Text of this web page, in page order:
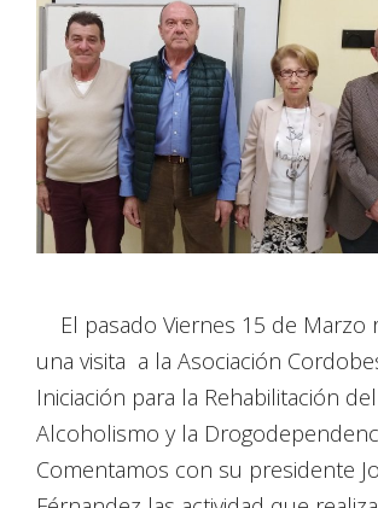
El pasado Viernes 15 de Marzo
una visita a la Asociación
Iniciación para la Rehabilitación del
Alcoholismo y la
Comentamos con su presidente